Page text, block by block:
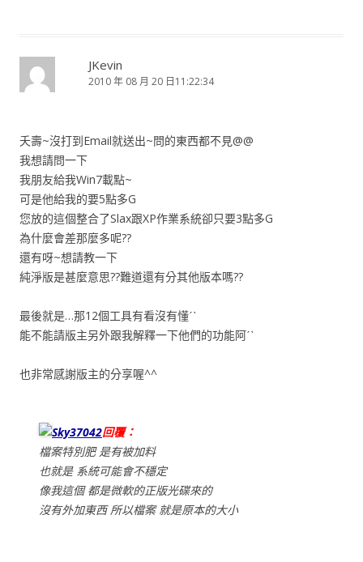
JKevin
2010 年 08 月 20 日11:22:34
夭壽~沒打到Email就送出~問的東西都不見@@
我想請問一下
我朋友給我Win7載點~
可是他給我的要5點多G
您放的這個整合了Slax跟XP作業系統卻只要3點多G
為什麼會差那麼多呢??
還有呀~想請教一下
純淨版是甚麼意思??難道還有分其他版本嗎??
最後就是…那12個工具有看沒有懂ˊˋ
能不能請版主另外跟我解釋一下他們的功能阿ˊˋ
也非常感謝版主的分享喔^^
Sky37042回覆：
檔案特別肥 是有被加料
也就是 系統可能會不穩定
像我這個 都是微軟的正版光碟來的
沒有外加東西 所以檔案 就是原本的大小